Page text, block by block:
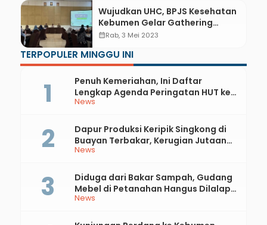
Wujudkan UHC, BPJS Kesehatan
Kebumen Gelar Gathering
Badan Usaha
calendar_monthRab, 3 Mei 2023
TERPOPULER MINGGU INI
News
Penuh Kemeriahan, Ini Daftar
Lengkap Agenda Peringatan HUT ke-
81 RI dan Hari Jadi ke-397 Kabupaten
News
Dapur Produksi Keripik Singkong di
Buayan Terbakar, Kerugian Jutaan
Rupiah
News
Diduga dari Bakar Sampah, Gudang
Mebel di Petanahan Hangus Dilalap
Api